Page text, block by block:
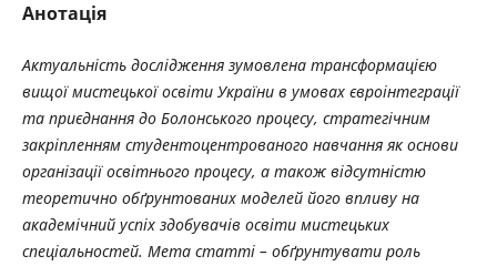
Анотація
Актуальність дослідження зумовлена трансформацією
вищої мистецької освіти України в умовах євроінтеграції
та приєднання до Болонського процесу, стратегічним
закріпленням студентоцентрованого навчання як основи
організації освітнього процесу, а також відсутністю
теоретично обґрунтованих моделей його впливу на
академічний успіх здобувачів освіти мистецьких
спеціальностей. Мета статті – обґрунтувати роль